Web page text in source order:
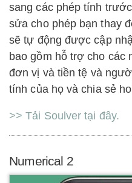
sang các phép tính
sửa cho phép bạn thay
sẽ tự động được cập
bao gồm hỗ trợ cho các
đơn vị và tiền tệ và
tính của họ và chia sẻ
>> Tải Soulver tại đây.
Numerical 2